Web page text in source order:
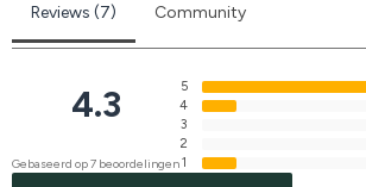
Reviews (7) Community
4.3
Gebaseerd op 7 beoordelingen
5
4
3
2
1